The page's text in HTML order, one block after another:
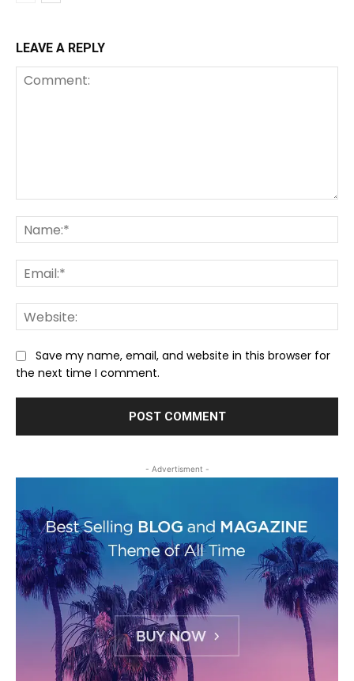
LEAVE A REPLY
Save my name, email, and website in this browser for
the next time I comment.
- Advertisment -